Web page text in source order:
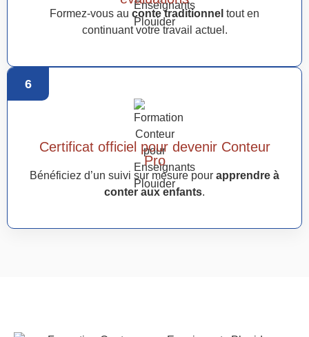
Formez-vous au conte traditionnel tout en
continuant votre travail actuel.
6
Certificat officiel pour devenir Conteur
Pro
Bénéficiez d’un suivi sur mesure pour apprendre à
conter aux enfants.